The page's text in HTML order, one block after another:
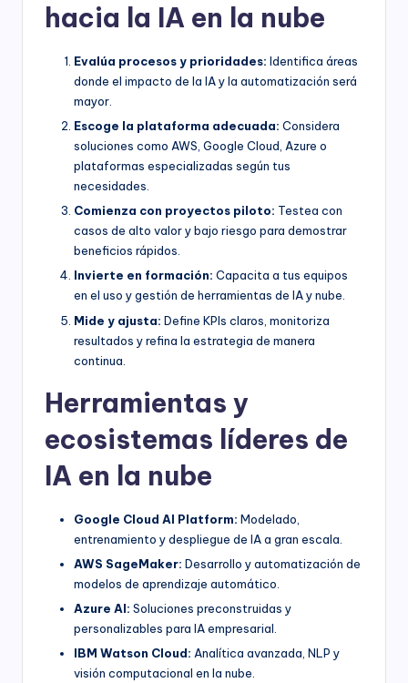
hacia la IA en la nube
Evalúa procesos y prioridades: Identifica áreas
donde el impacto de la IA y la automatización será
mayor.
Escoge la plataforma adecuada: Considera
soluciones como AWS, Google Cloud, Azure o
plataformas especializadas según tus
necesidades.
Comienza con proyectos piloto: Testea con
casos de alto valor y bajo riesgo para demostrar
beneficios rápidos.
Invierte en formación: Capacita a tus equipos
en el uso y gestión de herramientas de IA y nube.
Mide y ajusta: Define KPIs claros, monitoriza
resultados y refina la estrategia de manera
continua.
Herramientas y
ecosistemas líderes de
IA en la nube
Google Cloud AI Platform: Modelado,
entrenamiento y despliegue de IA a gran escala.
AWS SageMaker: Desarrollo y automatización de
modelos de aprendizaje automático.
Azure AI: Soluciones preconstruidas y
personalizables para IA empresarial.
IBM Watson Cloud: Analítica avanzada, NLP y
visión computacional en la nube.